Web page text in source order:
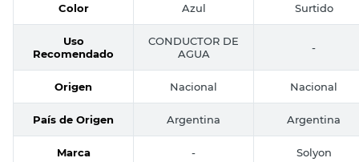
Color Azul Surtido
Uso
Recomendado
CONDUCTOR DE
AGUA
-
Origen Nacional Nacional
País de Origen Argentina Argentina
Marca - Solyon